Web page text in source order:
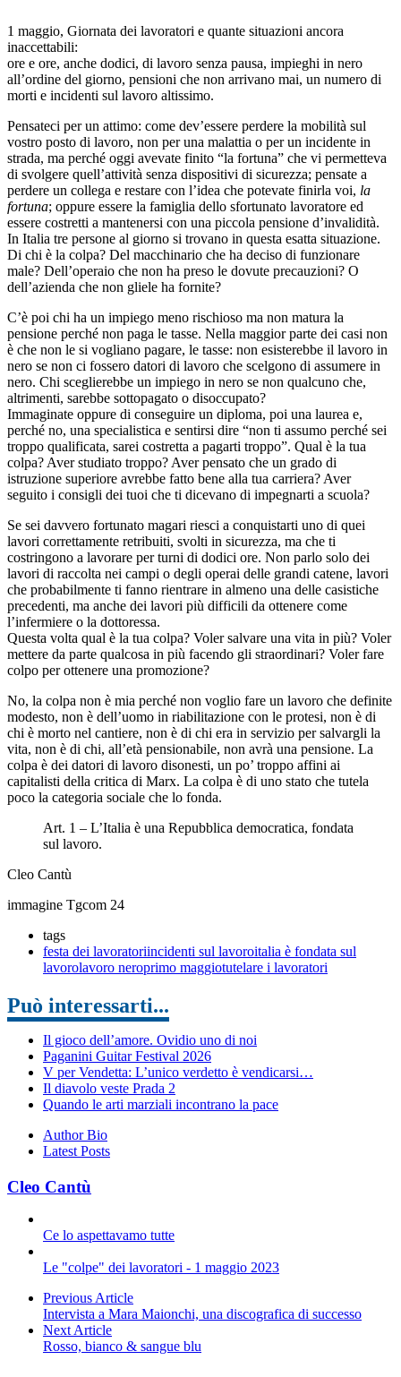
1 maggio, Giornata dei lavoratori e quante situazioni ancora
inaccettabili:
ore e ore, anche dodici, di lavoro senza pausa, impieghi in nero
all’ordine del giorno, pensioni che non arrivano mai, un numero di
morti e incidenti sul lavoro altissimo.
Pensateci per un attimo: come dev’essere perdere la mobilità sul
vostro posto di lavoro, non per una malattia o per un incidente in
strada, ma perché oggi avevate finito “la fortuna” che vi permetteva
di svolgere quell’attività senza dispositivi di sicurezza; pensate a
perdere un collega e restare con l’idea che potevate finirla voi, la
fortuna; oppure essere la famiglia dello sfortunato lavoratore ed
essere costretti a mantenersi con una piccola pensione d’invalidità.
In Italia tre persone al giorno si trovano in questa esatta situazione.
Di chi è la colpa? Del macchinario che ha deciso di funzionare
male? Dell’operaio che non ha preso le dovute precauzioni? O
dell’azienda che non gliele ha fornite?
C’è poi chi ha un impiego meno rischioso ma non matura la
pensione perché non paga le tasse. Nella maggior parte dei casi non
è che non le si vogliano pagare, le tasse: non esisterebbe il lavoro in
nero se non ci fossero datori di lavoro che scelgono di assumere in
nero. Chi sceglierebbe un impiego in nero se non qualcuno che,
altrimenti, sarebbe sottopagato o disoccupato?
Immaginate oppure di conseguire un diploma, poi una laurea e,
perché no, una specialistica e sentirsi dire “non ti assumo perché sei
troppo qualificata, sarei costretta a pagarti troppo”. Qual è la tua
colpa? Aver studiato troppo? Aver pensato che un grado di
istruzione superiore avrebbe fatto bene alla tua carriera? Aver
seguito i consigli dei tuoi che ti dicevano di impegnarti a scuola?
Se sei davvero fortunato magari riesci a conquistarti uno di quei
lavori correttamente retribuiti, svolti in sicurezza, ma che ti
costringono a lavorare per turni di dodici ore. Non parlo solo dei
lavori di raccolta nei campi o degli operai delle grandi catene, lavori
che probabilmente ti fanno rientrare in almeno una delle casistiche
precedenti, ma anche dei lavori più difficili da ottenere come
l’infermiere o la dottoressa.
Questa volta qual è la tua colpa? Voler salvare una vita in più? Voler
mettere da parte qualcosa in più facendo gli straordinari? Voler fare
colpo per ottenere una promozione?
No, la colpa non è mia perché non voglio fare un lavoro che definite
modesto, non è dell’uomo in riabilitazione con le protesi, non è di
chi è morto nel cantiere, non è di chi era in servizio per salvargli la
vita, non è di chi, all’età pensionabile, non avrà una pensione. La
colpa è dei datori di lavoro disonesti, un po’ troppo affini ai
capitalisti della critica di Marx. La colpa è di uno stato che tutela
poco la categoria sociale che lo fonda.
Art. 1 – L’Italia è una Repubblica democratica, fondata
sul lavoro.
Cleo Cantù
immagine Tgcom 24
tags
festa dei lavoratoriincidenti sul lavoroitalia è fondata sul
lavorolavoro neroprimo maggiotutelare i lavoratori
Può interessarti...
Il gioco dell’amore. Ovidio uno di noi
Paganini Guitar Festival 2026
V per Vendetta: L’unico verdetto è vendicarsi…
Il diavolo veste Prada 2
Quando le arti marziali incontrano la pace
Author Bio
Latest Posts
Cleo Cantù
Ce lo aspettavamo tutte
Le "colpe" dei lavoratori - 1 maggio 2023
Previous Article
Intervista a Mara Maionchi, una discografica di successo
Next Article
Rosso, bianco & sangue blu